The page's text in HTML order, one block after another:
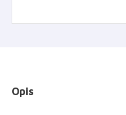
Opis